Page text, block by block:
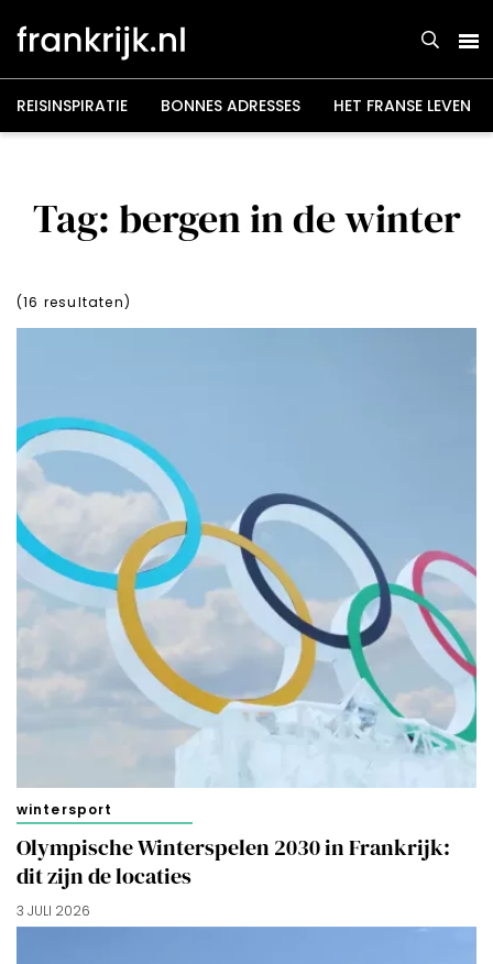
naar
inhoud
REISINSPIRATIE BONNES ADRESSES HET FRANSE LEVEN
Tag: bergen in de winter
(16 resultaten)
wintersport
Olympische Winterspelen 2030 in Frankrijk:
dit zijn de locaties
3 JULI 2026